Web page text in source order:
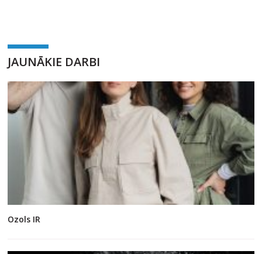
JAUNĀKIE DARBI
Ozols IR